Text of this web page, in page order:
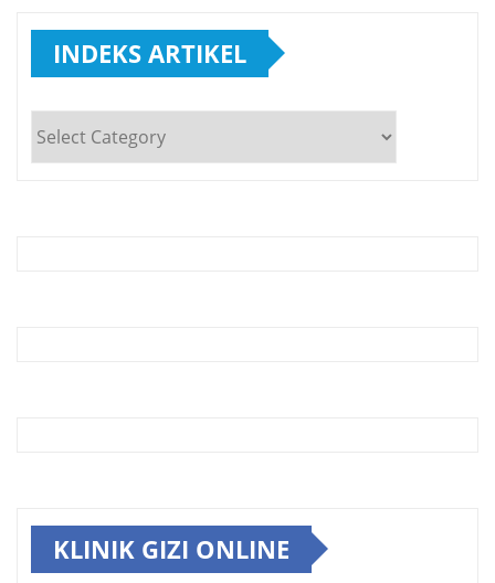
INDEKS ARTIKEL
INDEKS
KLINIK GIZI ONLINE